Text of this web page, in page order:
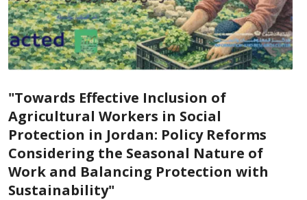
"Towards Effective Inclusion of
Agricultural Workers in Social
Protection in Jordan: Policy Reforms
Considering the Seasonal Nature of
Work and Balancing Protection with
Sustainability"